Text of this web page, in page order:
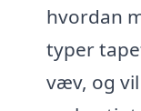
hvordan
typer
væv, og